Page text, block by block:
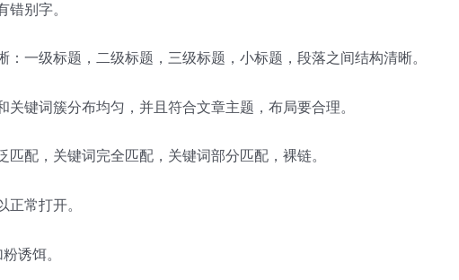
错别字。
：一级标题，二级标题，三级标题，小标题，段落之间结构清晰。
键词簇分布均匀，并且符合文章主题，布局要合理。
配，关键词完全匹配，关键词部分匹配，裸链。
正常打开。
诱饵。